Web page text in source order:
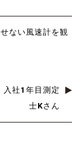
ない風速計を観
入社1年目測定
士Kさん